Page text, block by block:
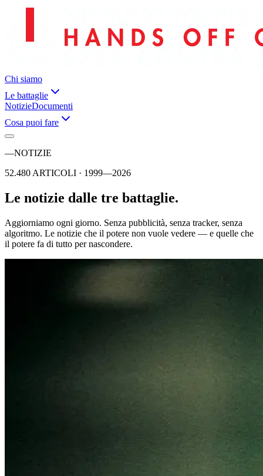
Chi siamo
Le battaglie
NotizieDocumenti
Cosa puoi fare
—NOTIZIE
52.480 ARTICOLI · 1999—2026
Le notizie dalle tre battaglie.
Aggiorniamo ogni giorno. Senza pubblicità, senza tracker, senza
algoritmo. Le notizie che il potere non vuole vedere — e quelle che
il potere fa di tutto per nascondere.